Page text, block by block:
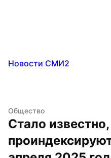
Новости СМИ2
Общество
Стало